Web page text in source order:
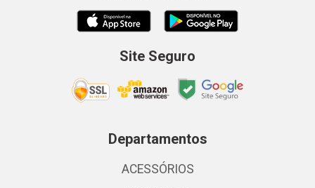
Site Seguro
Departamentos
ACESSÓRIOS